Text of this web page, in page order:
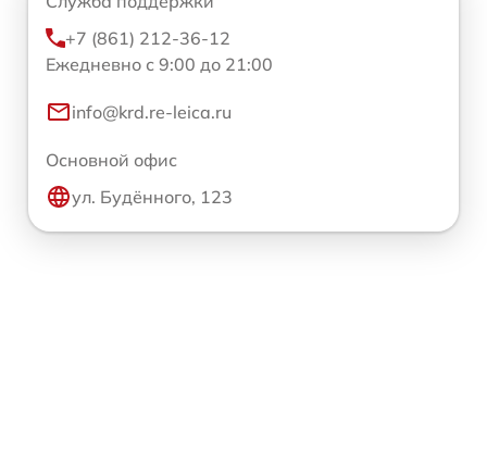
+7 (861) 212-36-12
Ежедневно с 9:00 до 21:00
info@krd.re-leica.ru
Основной офис
ул. Будённого, 123